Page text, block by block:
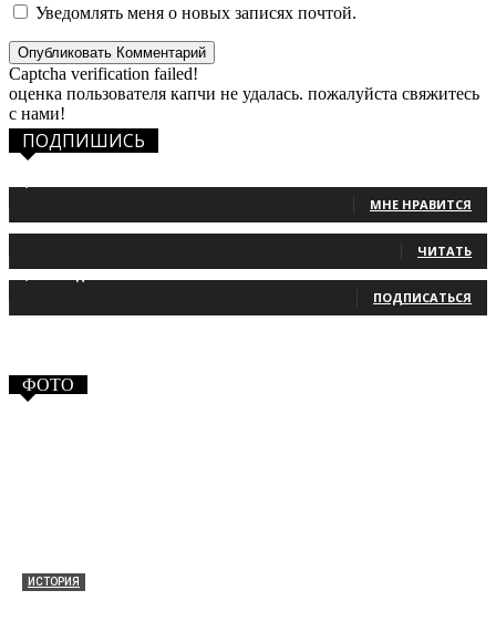
Уведомлять меня о новых записях почтой.
Captcha verification failed!
оценка пользователя капчи не удалась. пожалуйста свяжитесь
с нами!
ПОДПИШИСЬ
МНЕ НРАВИТСЯ
ЧИТАТЬ
ПОДПИСАТЬСЯ
ФОТО
ИСТОРИЯ